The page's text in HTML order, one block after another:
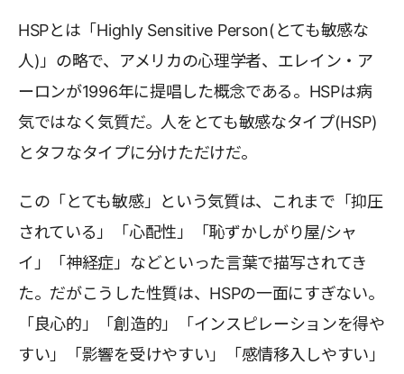
HSPとは「Highly Sensitive Person(とても敏感な
人)」の略で、アメリカの心理学者、エレイン・ア
ーロンが1996年に提唱した概念である。HSPは病
気ではなく気質だ。人をとても敏感なタイプ(HSP)
とタフなタイプに分けただけだ。
この「とても敏感」という気質は、これまで「抑圧
されている」「心配性」「恥ずかしがり屋/シャ
イ」「神経症」などといった言葉で描写されてき
た。だがこうした性質は、HSPの一面にすぎない。
「良心的」「創造的」「インスピレーションを得や
すい」「影響を受けやすい」「感情移入しやすい」